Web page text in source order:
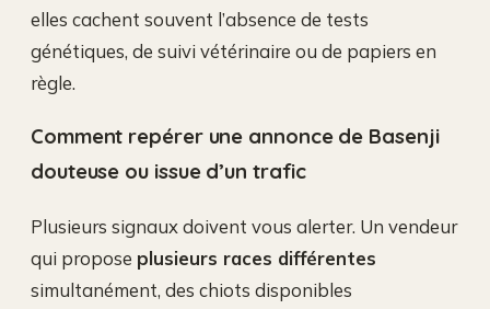
elles cachent souvent l’absence de tests
génétiques, de suivi vétérinaire ou de papiers en
règle.
Comment repérer une annonce de Basenji
douteuse ou issue d’un trafic
Plusieurs signaux doivent vous alerter. Un vendeur
qui propose plusieurs races différentes
simultanément, des chiots disponibles